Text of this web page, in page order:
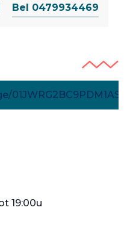
Bel 0479934469
19:00u